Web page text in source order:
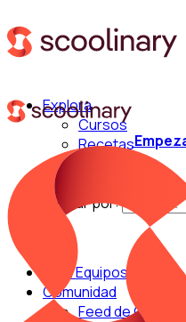
Explora
Cursos
Recetas
Buscar por:
Para Equipos
Comunidad
Feed de Cocina